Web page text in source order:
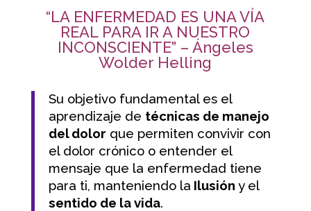
“LA ENFERMEDAD ES UNA VÍA
REAL PARA IR A NUESTRO
INCONSCIENTE” – Ángeles
Wolder Helling
Su objetivo fundamental es el
aprendizaje de técnicas de manejo
del dolor que permiten convivir con
el dolor crónico o entender el
mensaje que la enfermedad tiene
para ti, manteniendo la Ilusión y el
sentido de la vida.